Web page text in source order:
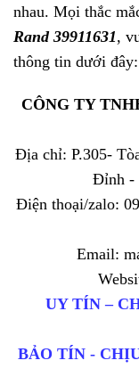
nhau. Mọi thắc
Rand 39911631,
thông tin dưới đây:
CÔNG TY
Địa chỉ: P.305-
Đỉnh -
Điện thoại/zalo:
Email:
UY TÍN –
BẢO TÍN -